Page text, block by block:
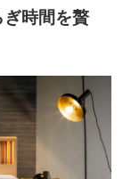
時間を贅